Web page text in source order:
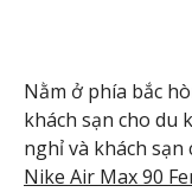
Nằm ở phía bắc
khách sạn cho du
nghỉ và khách sạn
Nike Air Max 90